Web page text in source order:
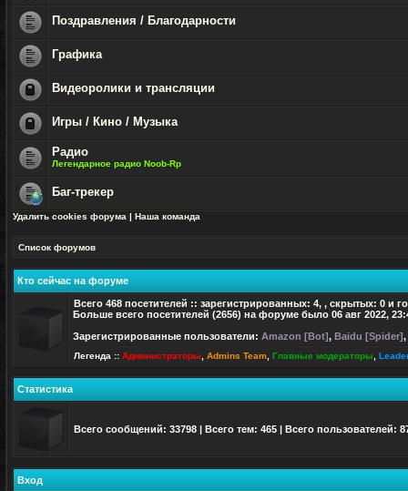
непрочитанных
сообщений
непрочитанных
сообщений
Поздравления / Благодарности
непрочитанных
сообщений
Графика
закрыт
Видеоролики и трансляции
закрыт
Игры / Кино / Музыка
непрочитанных
сообщений
Радио
Легендарное радио Noob-Rp
непрочитанных
Баг-трекер
Удалить cookies форума | Наша команда
Список форумов
Кто сейчас на форуме
Всего 468 посетителей :: зарегистрированных: 4, , скрытых: 0 и
Больше всего посетителей (2656) на форуме было 06 авг 2022,
Зарегистрированные пользователи: Amazon [Bot], Baidu [Spider],
Легенда :: Администраторы Admins Team Главные модераторы
Статистика
Всего сообщений: 33798 | Всего тем: 465 | Всего пользователей:
Вход